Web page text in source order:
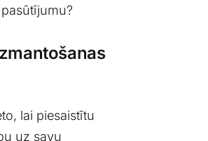
lai piesaistītu
uz savu